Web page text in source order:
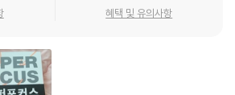
업무로 인해 전처럼 집중하지 못했고, 생산적
하며 이 책에 빠져들게 될 것이다.
경과 그 대처법에 대해 많은 부분을 할애한다.
티태스킹 능력에 대한 견해가 인상적이다. 저
혜택 및 유의사항